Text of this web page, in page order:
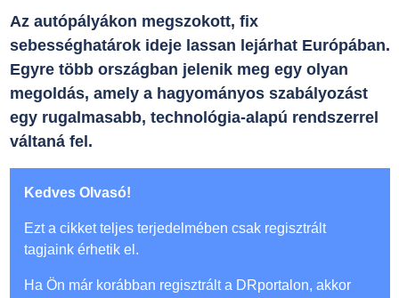
Az autópályákon megszokott, fix
sebességhatárok ideje lassan lejárhat Európában.
Egyre több országban jelenik meg egy olyan
megoldás, amely a hagyományos szabályozást
egy rugalmasabb, technológia-alapú rendszerrel
váltaná fel.
Kedves Olvasó!
Ezt a cikket teljes terjedelmében csak regisztrált
tagjaink érhetik el.
Ha Ön már korábban regisztrált a DRportalon, akkor